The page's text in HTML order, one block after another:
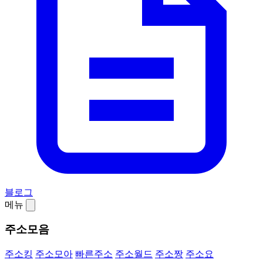
블로그
메뉴
주소모음
주소킹 주소모아 빠른주소 주소월드 주소짱 주소요